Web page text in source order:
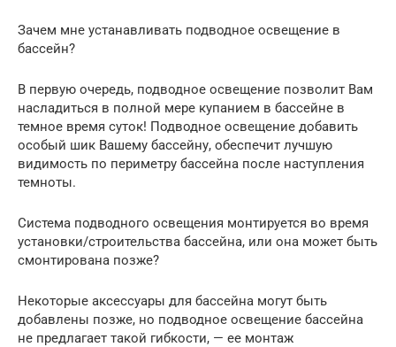
Зачем мне устанавливать подводное освещение в
бассейн?
В первую очередь, подводное освещение позволит Вам
насладиться в полной мере купанием в бассейне в
темное время суток! Подводное освещение добавить
особый шик Вашему бассейну, обеспечит лучшую
видимость по периметру бассейна после наступления
темноты.
Система подводного освещения монтируется во время
установки/строительства бассейна, или она может быть
смонтирована позже?
Некоторые аксессуары для бассейна могут быть
добавлены позже, но подводное освещение бассейна
не предлагает такой гибкости, — ее монтаж